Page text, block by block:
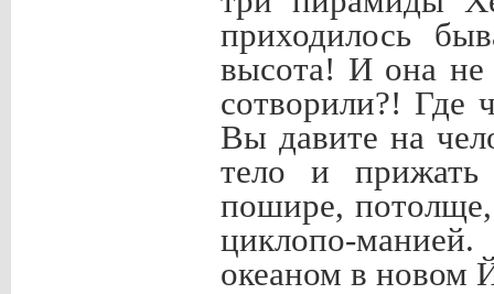
приходилось
высота! И она не
сотворили?! Где
Вы давите на
тело и
пошире,
циклопо-
океаном в новом